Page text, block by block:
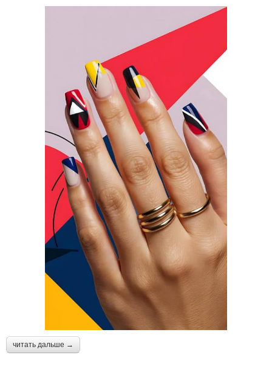
читать дальше →